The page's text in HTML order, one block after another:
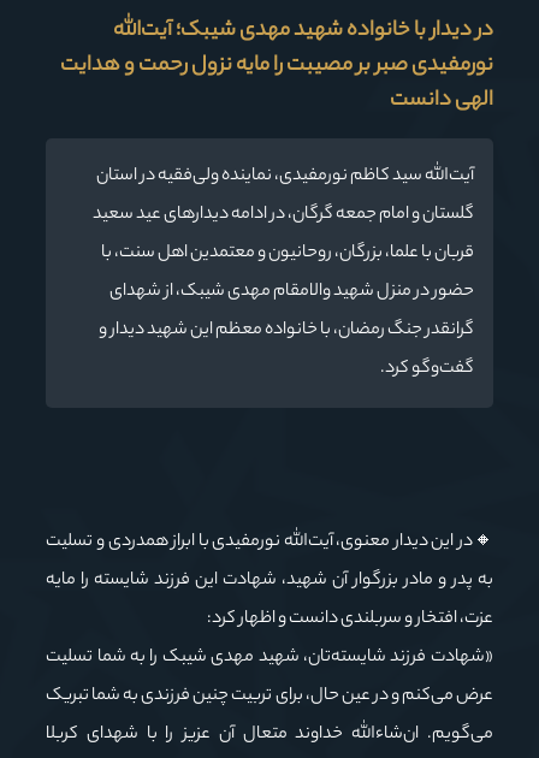
در دیدار با خانواده شهید مهدی شیبک؛ آیت‌الله
نورمفیدی صبر بر مصیبت را مایه نزول رحمت و هدایت
الهی دانست
آیت‌الله سید کاظم نورمفیدی، نماینده ولی‌فقیه در استان
گلستان و امام جمعه گرگان، در ادامه دیدارهای عید سعید
قربان با علما، بزرگان، روحانیون و معتمدین اهل سنت، با
حضور در منزل شهید والامقام مهدی شیبک، از شهدای
گرانقدر جنگ رمضان، با خانواده معظم این شهید دیدار و
گفت‌وگو کرد.
🔸در این دیدار معنوی، آیت‌الله نورمفیدی با ابراز همدردی و تسلیت
به پدر و مادر بزرگوار آن شهید، شهادت این فرزند شایسته را مایه
عزت، افتخار و سربلندی دانست و اظهار کرد:
«شهادت فرزند شایسته‌تان، شهید مهدی شیبک را به شما تسلیت
عرض می‌کنم و در عین حال، برای تربیت چنین فرزندی به شما تبریک
می‌گویم. ان‌شاءالله خداوند متعال آن عزیز را با شهدای کربلا